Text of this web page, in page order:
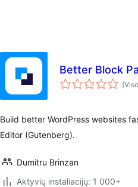
Better Block
Build better WordPress websites
Editor (Gutenberg).
Dumitru Brinzan
Aktyvių instaliacijų: 1 000+